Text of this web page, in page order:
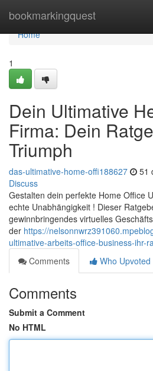
bookmarkingquest
Home
Home
1
Dein Ultimative
Firma: Dein
Triumph
das-ultimative-home-offi188627 51
Discuss
Gestalten dein perfekte Home Office
echte Unabhängigkeit ! Dieser
gewinnbringendes virtuelles
der https://
ultimative-arbeits-office-business-ihr-
Comments
Who Upvoted
Comments
Submit a Comment
No HTML